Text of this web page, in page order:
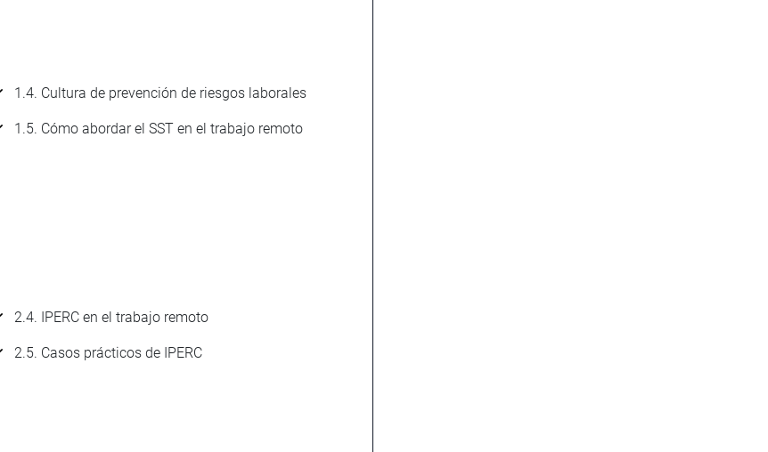
1.4. Cultura de prevención de riesgos laborales
1.5. Cómo abordar el SST en el trabajo remoto
2.4. IPERC en el trabajo remoto
2.5. Casos prácticos de IPERC